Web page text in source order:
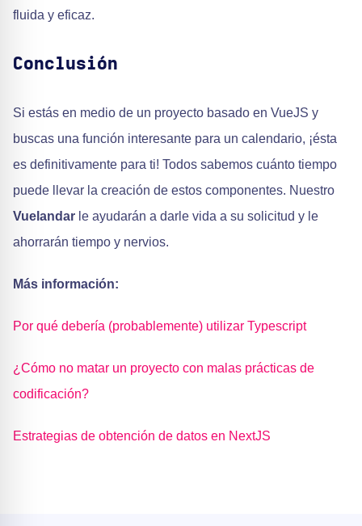
fluida y eficaz.
Conclusión
Si estás en medio de un proyecto basado en VueJS y
buscas una función interesante para un calendario, ¡ésta
es definitivamente para ti! Todos sabemos cuánto tiempo
puede llevar la creación de estos componentes. Nuestro
Vuelandar le ayudarán a darle vida a su solicitud y le
ahorrarán tiempo y nervios.
Más información:
Por qué debería (probablemente) utilizar Typescript
¿Cómo no matar un proyecto con malas prácticas de
codificación?
Estrategias de obtención de datos en NextJS